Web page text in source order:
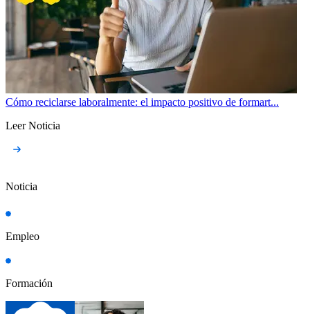
Cómo reciclarse laboralmente: el impacto positivo de formart...
Leer Noticia
Noticia
Empleo
Formación